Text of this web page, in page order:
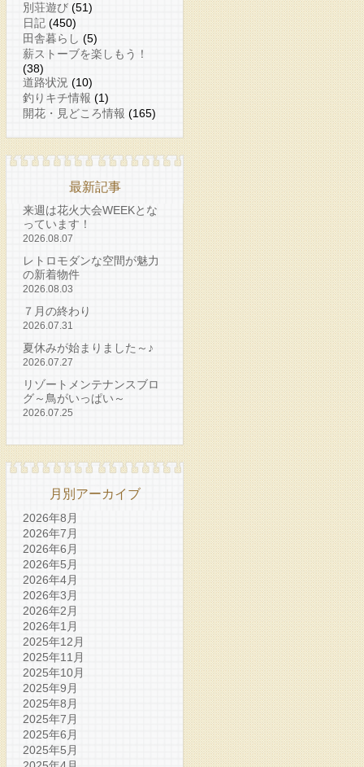
別荘遊び (51)
日記 (450)
田舎暮らし (5)
薪ストーブを楽しもう！
(38)
道路状況 (10)
釣りキチ情報 (1)
開花・見どころ情報 (165)
最新記事
来週は花火大会WEEKとな
っています！
2026.08.07
レトロモダンな空間が魅力
の新着物件
2026.08.03
７月の終わり
2026.07.31
夏休みが始まりました～♪
2026.07.27
リゾートメンテナンスブロ
グ～鳥がいっぱい～
2026.07.25
月別アーカイブ
2026年8月
2026年7月
2026年6月
2026年5月
2026年4月
2026年3月
2026年2月
2026年1月
2025年12月
2025年11月
2025年10月
2025年9月
2025年8月
2025年7月
2025年6月
2025年5月